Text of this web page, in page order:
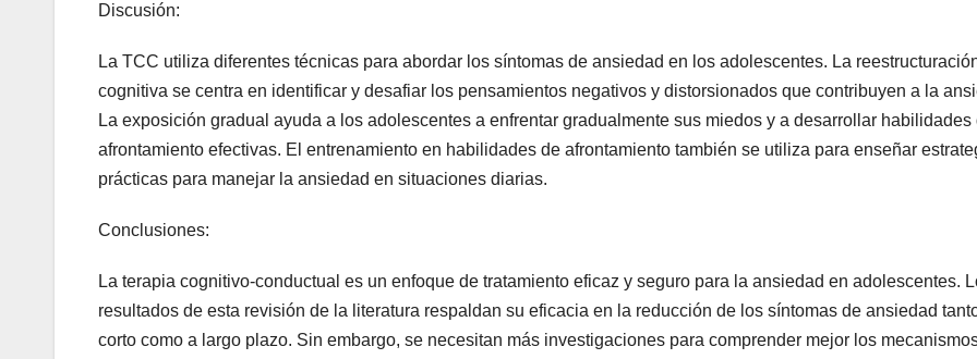
Discusión:
La TCC utiliza diferentes técnicas para abordar los síntomas de ansiedad en los adolescentes. La
cognitiva se centra en identificar y desafiar los pensamientos negativos y distorsionados que contribuyen a la
La exposición gradual ayuda a los adolescentes a enfrentar gradualmente sus miedos y a desarrollar habilidades
afrontamiento efectivas. El entrenamiento en habilidades de afrontamiento también se utiliza para enseñar
prácticas para manejar la ansiedad en situaciones diarias.
Conclusiones:
La terapia cognitivo-conductual es un enfoque de tratamiento eficaz y seguro para la ansiedad en adolescentes.
resultados de esta revisión de la literatura respaldan su eficacia en la reducción de los síntomas de ansiedad
corto como a largo plazo. Sin embargo, se necesitan más investigaciones para comprender mejor los